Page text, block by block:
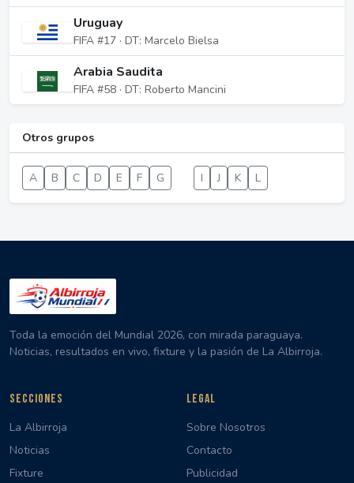
Uruguay
FIFA #17 · DT: Marcelo Bielsa
Arabia Saudita
FIFA #58 · DT: Roberto Mancini
Otros grupos
A B C D E F G I J K L
Toda la emoción del Mundial 2026, con mirada paraguaya.
Noticias, resultados en vivo, fixture y la pasión de La Albirroja.
SECCIONES
La Albirroja
Noticias
Fixture
LEGAL
Sobre Nosotros
Contacto
Publicidad